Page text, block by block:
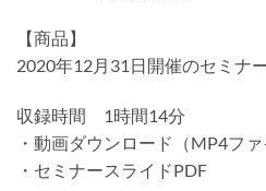
【商品】
2020年12月31日開催のセミナ
収録時間 1時間14分
・動画ダウンロード（MP4ファ
・セミナースライドPDF